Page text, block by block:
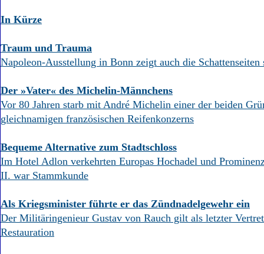
In Kürze
Traum und Trauma
Napoleon-Ausstellung in Bonn zeigt auch die Schattenseiten
Der »Vater« des Michelin-Männchens
Vor 80 Jahren starb mit André Michelin einer der beiden
gleichnamigen französischen Reifenkonzerns
Bequeme Alternative zum Stadtschloss
Im Hotel Adlon verkehrten Europas Hochadel und
II. war Stammkunde
Als Kriegsminister führte er das Zündnadelgewehr ein
Der Militäringenieur Gustav von Rauch gilt als letzter
Restauration